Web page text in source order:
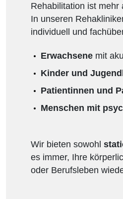
Rehabilitation ist
In unseren
individuell und
Erwachsene mit
Kinder und
Patientinnen und
Menschen mit
Wir bieten sowohl
es immer, Ihre
oder Berufsleben